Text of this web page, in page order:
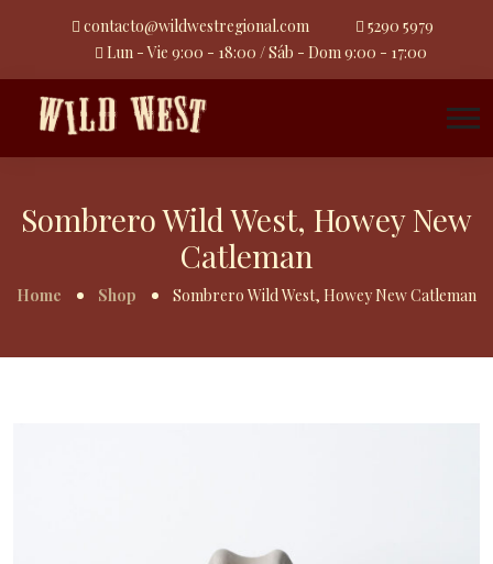
contacto@wildwestregional.com
5290 5979
Lun - Vie 9:00 - 18:00 / Sáb - Dom 9:00 - 17:00
Sombrero Wild West, Howey New
Catleman
Home Shop Sombrero Wild West, Howey New Catleman